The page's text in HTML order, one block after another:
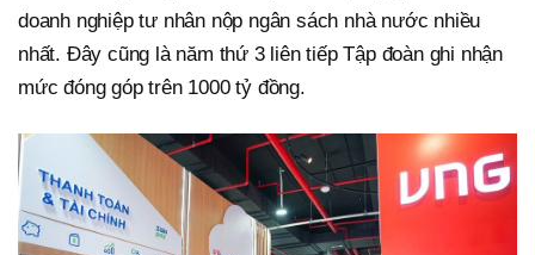
doanh nghiệp tư nhân nộp ngân sách nhà nước nhiều
nhất. Đây cũng là năm thứ 3 liên tiếp Tập đoàn ghi nhận
mức đóng góp trên 1000 tỷ đồng.